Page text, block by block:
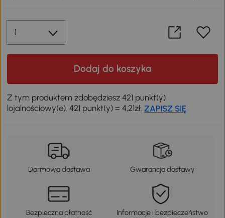
Dodaj do koszyka
Z tym produktem zdobędziesz 421 punkt(y)
lojalnościowy(e). 421 punkt(y) = 4,21zł.ZAPISZ SIĘ
Darmowa dostawa Gwarancja dostawy
Bezpieczna płatność Informacje i bezpieczeństwo